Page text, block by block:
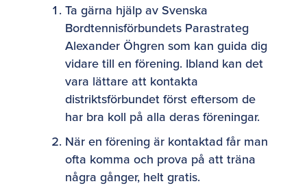
Ta gärna hjälp av Svenska
Bordtennisförbundets Parastrateg
Alexander Öhgren som kan guida dig
vidare till en förening. Ibland kan det
vara lättare att kontakta
distriktsförbundet först eftersom de
har bra koll på alla deras föreningar.
När en förening är kontaktad får man
ofta komma och prova på att träna
några gånger, helt gratis.